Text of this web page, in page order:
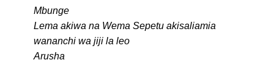
Mbunge
Lema akiwa na Wema Sepetu akisaliamia
wananchi wa jiji la leo
Arusha